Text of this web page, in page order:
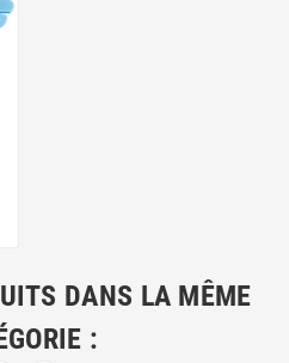
DANS LA MÊME
: